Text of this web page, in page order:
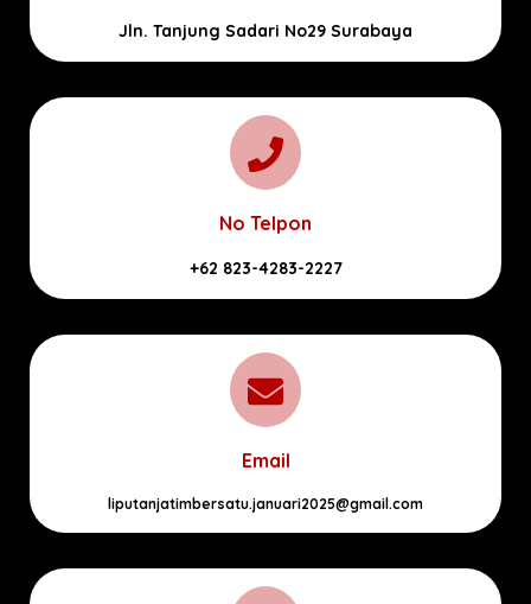
Jln. Tanjung Sadari No29 Surabaya
No Telpon
+62 823-4283-2227
Email
liputanjatimbersatu.januari2025@gmail.com